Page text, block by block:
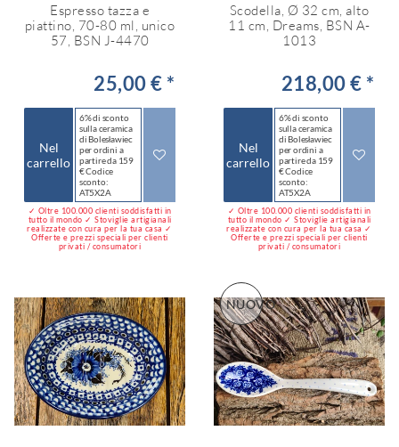
Espresso tazza e
piattino, 70-80 ml, unico
57, BSN J-4470
25,00 € *
Nel
carrello
6% di sconto
sulla ceramica
di Bolesławiec
per ordini a
partire da 159
€ Codice
sconto:
AT5X2A
✓ Oltre 100.000 clienti soddisfatti in
tutto il mondo ✓ Stoviglie artigianali
realizzate con cura per la tua casa ✓
Offerte e prezzi speciali per clienti
privati / consumatori
Scodella, Ø 32 cm, alto
11 cm, Dreams, BSN A-
1013
218,00 € *
Nel
carrello
6% di sconto
sulla ceramica
di Bolesławiec
per ordini a
partire da 159
€ Codice
sconto:
AT5X2A
✓ Oltre 100.000 clienti soddisfatti in
tutto il mondo ✓ Stoviglie artigianali
realizzate con cura per la tua casa ✓
Offerte e prezzi speciali per clienti
privati / consumatori
NUOVO